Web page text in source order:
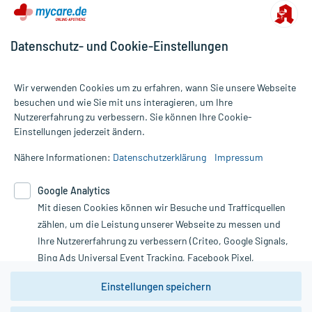
abgegeben.
Alle Preise gelten inkl. MwSt., ggf. zzgl. Versandkosten
Informationen auf dieser Website werden ausschließlich für
die Untersuchung und Behandlung durch einen Arzt. Bitte
Therapien eingeleitet werden können. | Diese Webseite benutzt
Google Analytics. Lesen Sie bitte dazu die wichtigen Hinweise in
unserer Datenschutzerklärung. Für den Widerruf einer Bestellung
nutzen Sie das Formular:
Vertrag widerrufen
Datenschutz- und Cookie-Einstellungen
Wir verwenden Cookies um zu erfahren, wann Sie unsere Webseite
besuchen und wie Sie mit uns interagieren, um Ihre
Nutzererfahrung zu verbessern. Sie können Ihre Cookie-
Einstellungen jederzeit ändern.
Nähere Informationen: Datenschutzerklärung Impressum
Google Analytics
Mit diesen Cookies können wir Besuche und Trafficquellen
zählen, um die Leistung unserer Webseite zu messen und
Ihre Nutzererfahrung zu verbessern (Criteo, Google Signals,
Bing Ads Universal Event Tracking, Facebook Pixel,
Youtube-Social Plugin).
Wir weisen darauf hin, dass die
Einstellungen speichern